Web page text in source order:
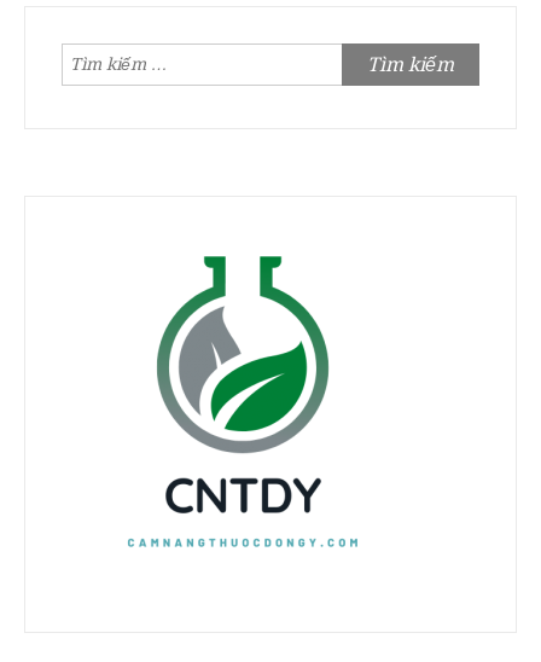
Tìm